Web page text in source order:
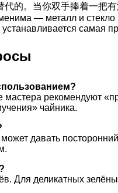
代的。当你双手捧着一
— металл и
самая
рекомендуют
чайника.
давать
Для деликатных